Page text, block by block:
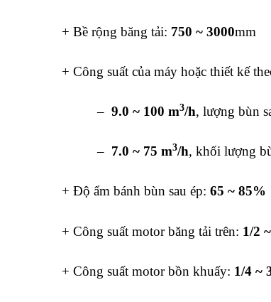
+ Bề rộng băng tải: 750 ~ 3000mm
+ Công suất của máy hoặc thiết kế
– 9.0 ~ 100 m3/h, lượng bùn
– 7.0 ~ 75 m3/h, khối lượng
+ Độ ẩm bánh bùn sau ép: 65 ~ 85%
+ Công suất motor băng tải trên: 1/2
+ Công suất motor bồn khuấy: 1/4 ~